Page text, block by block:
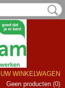
UW WINKELWAGEN
Geen producten (0)